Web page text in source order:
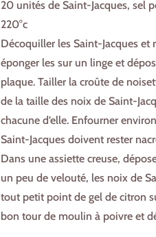
20 unités de Saint-Jacques, sel
220°c
Décoquiller les Saint-Jacques et
éponger les sur un linge et
plaque. Tailler la croûte de
de la taille des noix de Saint-
chacune d’elle. Enfourner
Saint-Jacques doivent rester
Dans une assiette creuse,
un peu de velouté, les noix de
tout petit point de gel de citron
bon tour de moulin à poivre et